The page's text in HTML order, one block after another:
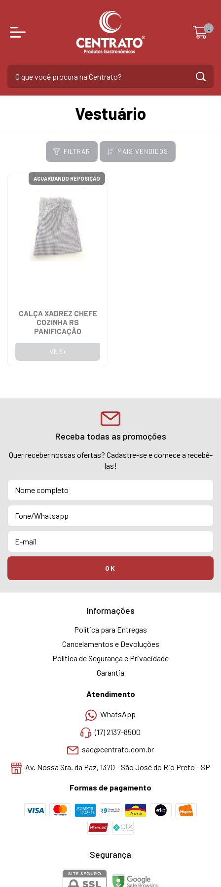
0
Vestuário
FILTRAR MAIS VENDIDOS
AGUARDANDO REPOSIÇÃO
CALÇA XADREZ CHEFE
COZINHA RS
PANIFICAÇÃO
VER+
Receba todas as promoções
Quer receber nossas ofertas? Cadastre-se e comece a recebê-
las!
Informações
Política para Entregas
Cancelamentos e Devoluções
Política de Segurança e Privacidade
Garantia
Atendimento
WhatsApp
(17) 2137-8500
sac@centrato.com.br
Av. Nossa Sra. da Paz, 1370 - São José do Rio Preto - SP
Formas de pagamento
Segurança